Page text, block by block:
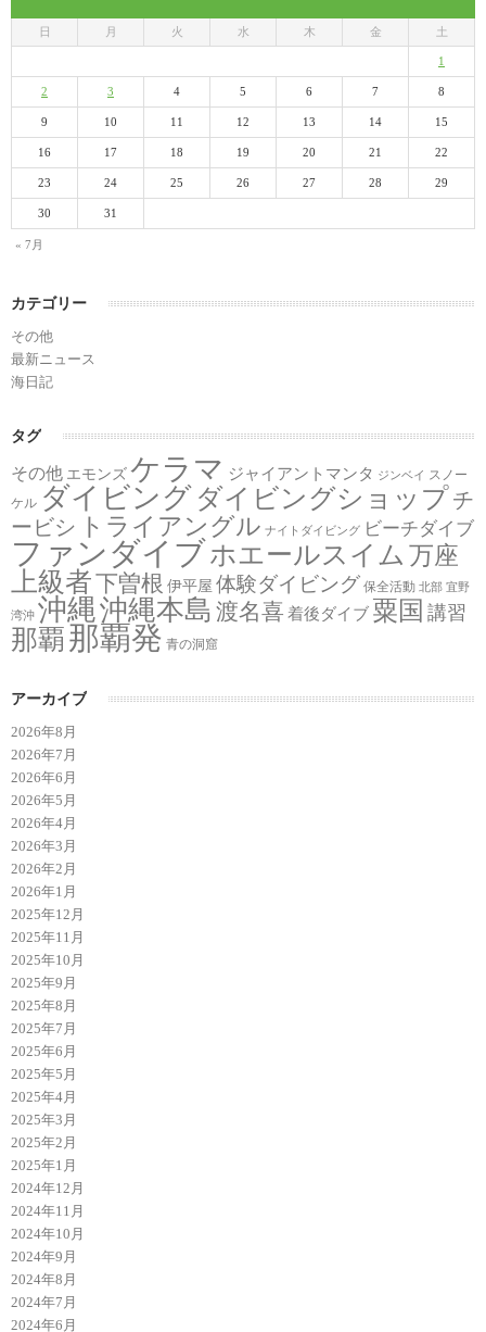
日 月 火 水 木 金 土
« 7月
1
2 3 4 5 6 7 8
9 10 11 12 13 14 15
16 17 18 19 20 21 22
23 24 25 26 27 28 29
30 31
カテゴリー
その他
最新ニュース
海日記
タグ
その他 エモンズ ケラマ ジャイアントマンタ ジンベイ スノー
ケル ダイビング ダイビングショップチ
ービシ トライアングル ナイトダイビング ビーチダイブ
ファンダイブホエールスイム 万座
上級者下曽根 伊平屋 体験ダイビング 保全活動 北部 宜野
湾沖 沖縄沖縄本島 渡名喜 着後ダイブ 粟国 講習
那覇 那覇発 青の洞窟
アーカイブ
2026年8月
2026年7月
2026年6月
2026年5月
2026年4月
2026年3月
2026年2月
2026年1月
2025年12月
2025年11月
2025年10月
2025年9月
2025年8月
2025年7月
2025年6月
2025年5月
2025年4月
2025年3月
2025年2月
2025年1月
2024年12月
2024年11月
2024年10月
2024年9月
2024年8月
2024年7月
2024年6月